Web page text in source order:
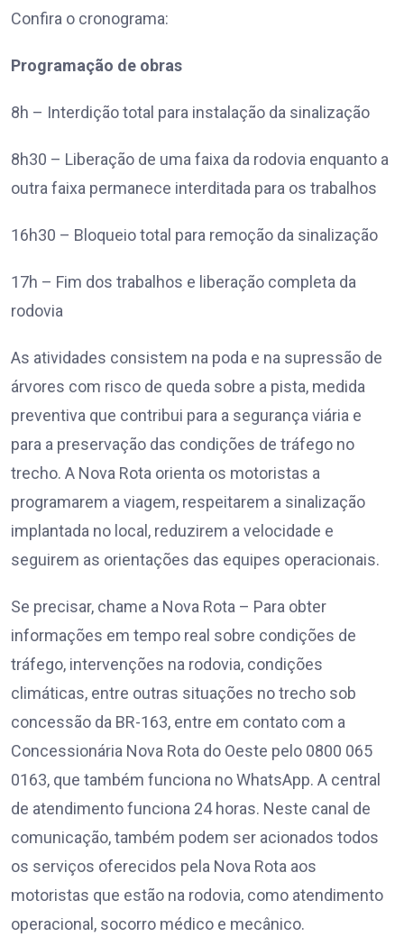
Confira o cronograma:
Programação de obras
8h – Interdição total para instalação da sinalização
8h30 – Liberação de uma faixa da rodovia enquanto a
outra faixa permanece interditada para os trabalhos
16h30 – Bloqueio total para remoção da sinalização
17h – Fim dos trabalhos e liberação completa da
rodovia
As atividades consistem na poda e na supressão de
árvores com risco de queda sobre a pista, medida
preventiva que contribui para a segurança viária e
para a preservação das condições de tráfego no
trecho. A Nova Rota orienta os motoristas a
programarem a viagem, respeitarem a sinalização
implantada no local, reduzirem a velocidade e
seguirem as orientações das equipes operacionais.
Se precisar, chame a Nova Rota – Para obter
informações em tempo real sobre condições de
tráfego, intervenções na rodovia, condições
climáticas, entre outras situações no trecho sob
concessão da BR-163, entre em contato com a
Concessionária Nova Rota do Oeste pelo 0800 065
0163, que também funciona no WhatsApp. A central
de atendimento funciona 24 horas. Neste canal de
comunicação, também podem ser acionados todos
os serviços oferecidos pela Nova Rota aos
motoristas que estão na rodovia, como atendimento
operacional, socorro médico e mecânico.